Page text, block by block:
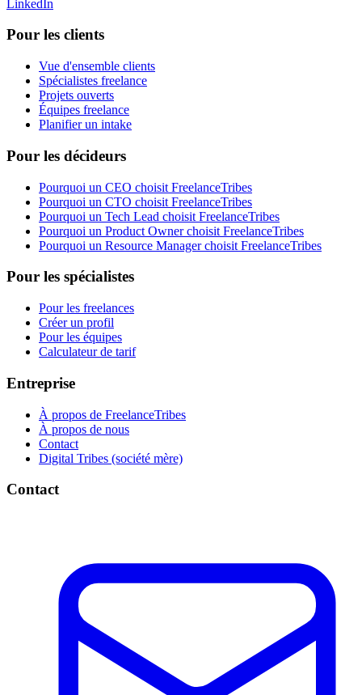
LinkedIn
Pour les clients
Vue d'ensemble clients
Spécialistes freelance
Projets ouverts
Équipes freelance
Planifier un intake
Pour les décideurs
Pourquoi un CEO choisit FreelanceTribes
Pourquoi un CTO choisit FreelanceTribes
Pourquoi un Tech Lead choisit FreelanceTribes
Pourquoi un Product Owner choisit FreelanceTribes
Pourquoi un Resource Manager choisit FreelanceTribes
Pour les spécialistes
Pour les freelances
Créer un profil
Pour les équipes
Calculateur de tarif
Entreprise
À propos de FreelanceTribes
À propos de nous
Contact
Digital Tribes (société mère)
Contact